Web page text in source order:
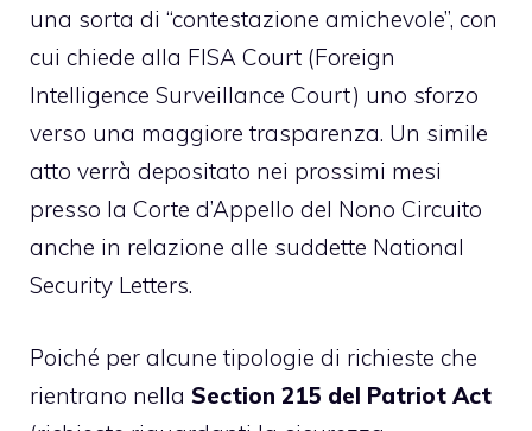
una sorta di “contestazione amichevole”, con
cui chiede alla FISA Court (Foreign
Intelligence Surveillance Court) uno sforzo
verso una maggiore trasparenza. Un simile
atto verrà depositato nei prossimi mesi
presso la Corte d’Appello del Nono Circuito
anche in relazione alle suddette National
Security Letters.
Poiché per alcune tipologie di richieste che
rientrano nella Section 215 del Patriot Act